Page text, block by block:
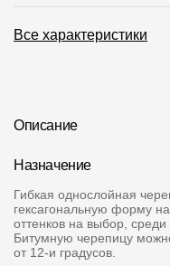
Иркутская область
Контакты
8 800 100 71 45
Все характеристики
Описание
Назначение
Гибкая однослойная
гексагональную форму
оттенков на выбор,
Битумную черепицу
от 12-и градусов.